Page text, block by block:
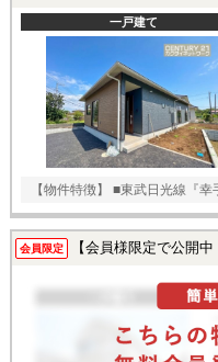
一戸建て
【物件特徴】 ■東武日光線『
会員限定 【会員様限定で公開中